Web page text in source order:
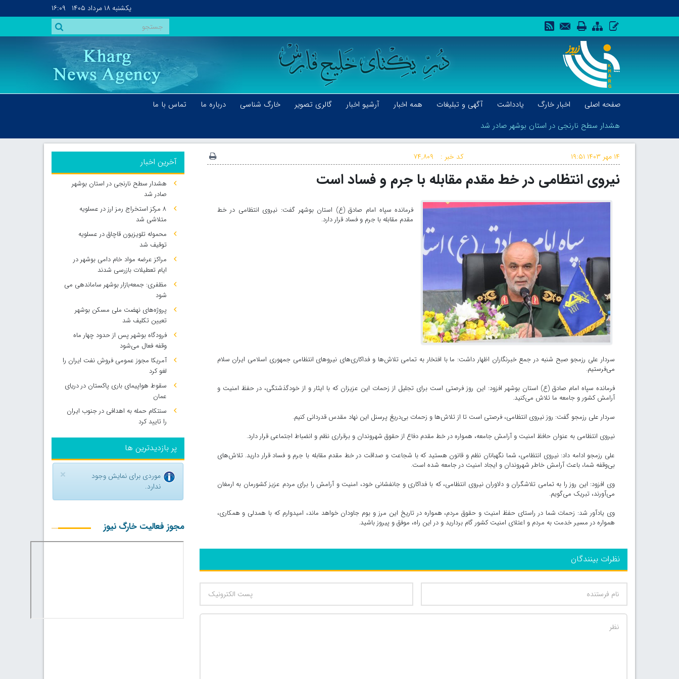
یکشنبه ۱۸ مرداد ۱۴۰۵ ۱۶:۰۹
صفحه اصلی اخبار خارگ یادداشت آگهی و تبلیغات همه اخبار آرشیو اخبار گالری تصویر خارگ شناسی درباره ما
تماس با ما
هشدار سطح نارنجی در استان بوشهر صادر شد
هشدار سطح نارنجی در استان بوشهر صادر شد
کد خبر : ۷۴,۸۰۹ ۱۴ مهر ۱۴۰۳ ۱۹:۵۱
نیروی انتظامی در خط مقدم مقابله با جرم و فساد است
فرمانده سپاه امام صادق (ع) استان بوشهر گفت: نیروی انتظامی در خط
مقدم مقابله با جرم و فساد قرار دارد.
سردار علی رزمجو صبح شنبه در جمع خبرنگاران اظهار داشت: ما با افتخار به تمامی تلاش‌ها و فداکاری‌های نیروهای انتظامی جمهوری اسلامی ایران سلام
می‌فرستیم.
فرمانده سپاه امام صادق (ع) استان بوشهر افزود: این روز فرصتی است برای تجلیل از زحمات این عزیزان که با ایثار و از خودگذشتگی، در حفظ امنیت و
آرامش کشور و جامعه ما تلاش می‌کنید.
سردار علی رزمجو گفت: روز نیروی انتظامی، فرصتی است تا از تلاش‌ها و زحمات بی‌دریغ پرسنل این نهاد مقدس قدردانی کنیم.
نیروی انتظامی به عنوان حافظ امنیت و آرامش جامعه، همواره در خط مقدم دفاع از حقوق شهروندان و برقراری نظم و انضباط اجتماعی قرار دارد.
علی رزمجو ادامه داد: نیروی انتظامی، شما نگهبانان نظم و قانون هستید که با شجاعت و صداقت در خط مقدم مقابله با جرم و فساد قرار دارید. تلاش‌های
بی‌وقفه شما، باعث آرامش خاطر شهروندان و ایجاد امنیت در جامعه شده است.
وی افزود: این روز را به تمامی تلاشگران و دلاوران نیروی انتظامی، که با فداکاری و جانفشانی خود، امنیت و آرامش را برای مردم عزیز کشورمان به ارمغان
می‌آورند، تبریک می‌گویم.
وی یادآور شد: زحمات شما در راستای حفظ امنیت و حقوق مردم، همواره در تاریخ این مرز و بوم جاودان خواهد ماند، امیدوارم که با همدلی و همکاری،
همواره در مسیر خدمت به مردم و اعتلای امنیت کشور گام بردارید و در این راه، موفق و پیروز باشید.
نظرات بینندگان
آخرین اخبار
هشدار سطح نارنجی در استان بوشهر
صادر شد
۸ مرکز استخراج رمز ارز در عسلویه
متلاشی شد
محموله تلویزیون قاچاق در عسلویه
توقیف شد
مراکز عرضه مواد خام دامی بوشهر در
ایام تعطیلات بازرسی شدند
مظفری: جمعه‌بازار بوشهر ساماندهی می‌
شود
پروژه‌های نهضت ملی مسکن بوشهر
تعیین تکلیف شد
فرودگاه بوشهر پس از حدود چهار ماه
وقفه فعال می‌شود
آمریکا مجوز عمومی فروش نفت ایران را
لغو کرد
سقوط هواپیمای باری پاکستان در دریای
عمان
سنتکام حمله به اهدافی در جنوب ایران
را تایید کرد
پر بازدیدترین ها
×
موردی برای نمایش وجود
ندارد.
مجوز فعالیت خارگ نیوز